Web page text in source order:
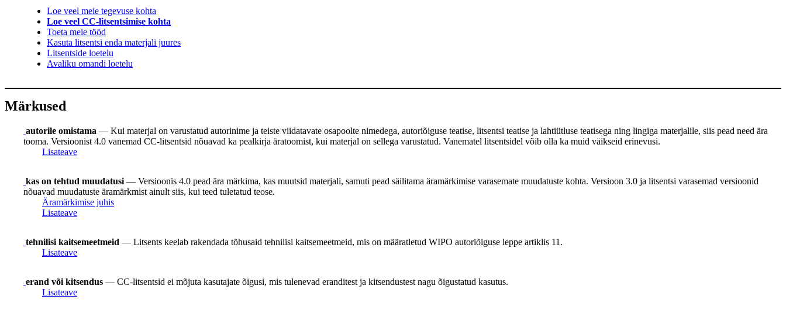
Loe veel meie tegevuse kohta
Loe veel CC-litsentsimise kohta
Toeta meie tööd
Kasuta litsentsi enda materjali juures
Litsentside loetelu
Avaliku omandi loetelu
Märkused
autorile omistama — Kui materjal on varustatud autorinime ja teiste viidatavate osapoolte nimedega, autoriõiguse teatise, litsentsi teatise ja lahtiütluse teatisega ning lingiga materjalile, siis pead need ära
tooma. Versioonist 4.0 vanemad CC-litsentsid nõuavad ka pealkirja äratoomist, kui materjal on sellega varustatud. Vanematel litsentsidel võib olla ka muid väikseid erinevusi.
Lisateave
kas on tehtud muudatusi — Versioonis 4.0 pead ära märkima, kas muutsid materjali, samuti pead säilitama äramärkimise varasemate muudatuste kohta. Versioon 3.0 ja litsentsi varasemad versioonid
nõuavad muudatuste äramärkmist ainult siis, kui teed tuletatud teose.
Äramärkimise juhis
Lisateave
tehnilisi kaitsemeetmeid — Litsents keelab rakendada tõhusaid tehnilisi kaitsemeetmeid, mis on määratletud WIPO autoriõiguse leppe artiklis 11.
Lisateave
erand või kitsendus — CC-litsentsid ei mõjuta kasutajate õigusi, mis tulenevad eranditest ja kitsendustest nagu õigustatud kasutus.
Lisateave